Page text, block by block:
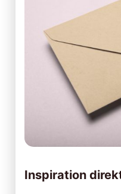
Inspiration